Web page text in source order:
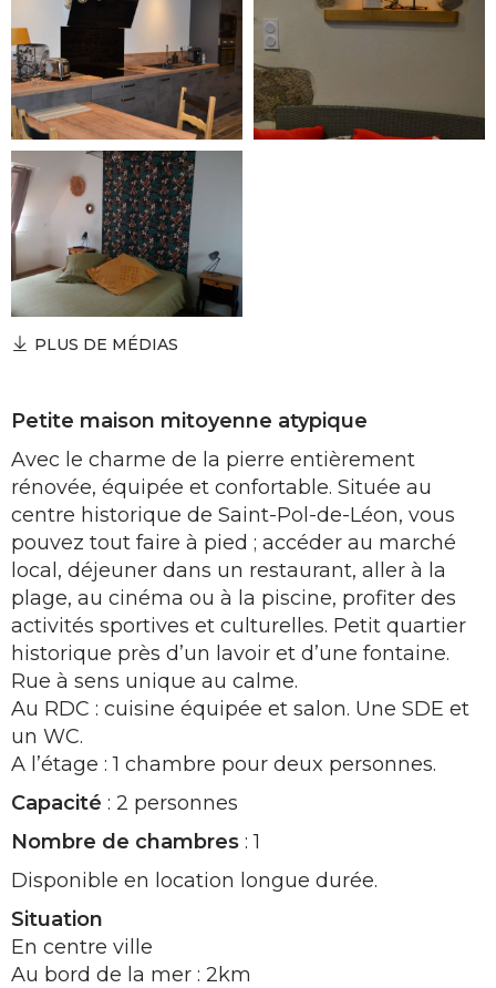
PLUS DE MÉDIAS
Petite maison mitoyenne atypique
Avec le charme de la pierre entièrement
rénovée, équipée et confortable. Située au
centre historique de Saint-Pol-de-Léon, vous
pouvez tout faire à pied ; accéder au marché
local, déjeuner dans un restaurant, aller à la
plage, au cinéma ou à la piscine, profiter des
activités sportives et culturelles. Petit quartier
historique près d’un lavoir et d’une fontaine.
Rue à sens unique au calme.
Au RDC : cuisine équipée et salon. Une SDE et
un WC.
A l’étage : 1 chambre pour deux personnes.
Capacité : 2 personnes
Nombre de chambres : 1
Disponible en location longue durée.
Situation
En centre ville
Au bord de la mer : 2km